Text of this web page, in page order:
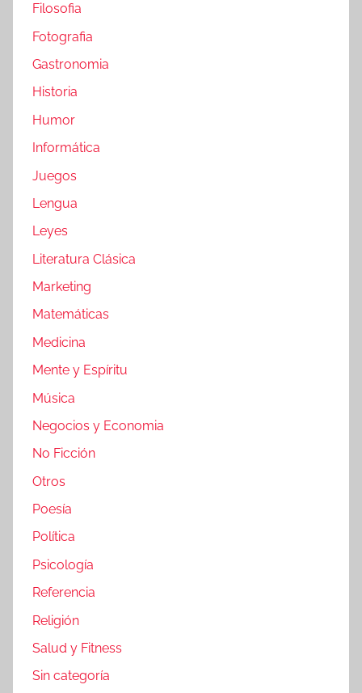
Filosofia
Fotografia
Gastronomia
Historia
Humor
Informática
Juegos
Lengua
Leyes
Literatura Clásica
Marketing
Matemáticas
Medicina
Mente y Espíritu
Música
Negocios y Economia
No Ficción
Otros
Poesía
Política
Psicología
Referencia
Religión
Salud y Fitness
Sin categoría